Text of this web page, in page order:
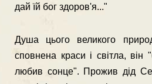
дай їй бог здоров'я..."
Душа цього великого
сповнена краси і світла, він
любив сонце". Прожив дід